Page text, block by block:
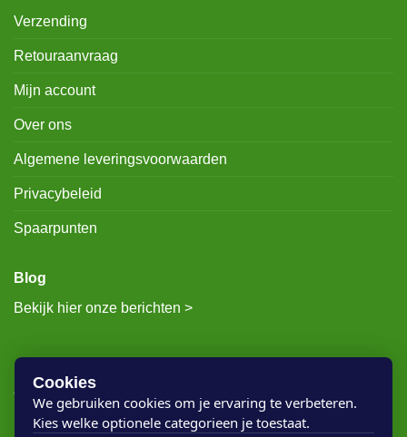
Verzending
Retouraanvraag
Mijn account
Over ons
Algemene leveringsvoorwaarden
Privacybeleid
Spaarpunten
Blog
Bekijk hier onze berichten >
Rigostep Skylt
Cookies
We gebruiken cookies om je ervaring te verbeteren.
Kies welke optionele categorieen je toestaat.